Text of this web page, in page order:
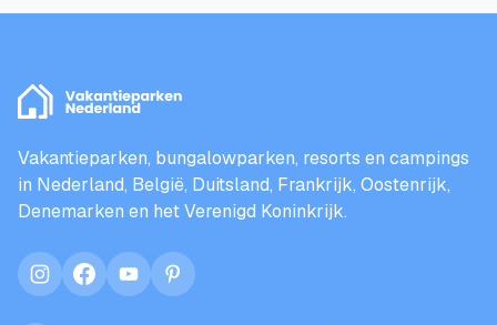
Vakantieparken, bungalowparken, resorts en campings
in Nederland, België, Duitsland, Frankrijk, Oostenrijk,
Denemarken en het Verenigd Koninkrijk.
instagramfacebookyoutubepinterest